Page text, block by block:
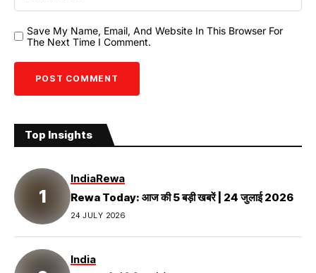
Save My Name, Email, And Website In This Browser For
The Next Time I Comment.
Top Insights
IndiaRewa
Rewa Today: आज की 5 बड़ी खबरें | 24 जुलाई 2026
24 JULY 2026
India